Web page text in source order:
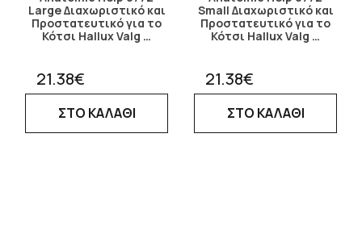
Large Διαχωριστικό και
Προστατευτικό για το
Κότσι Hallux Valg …
21.38€
ΣΤΟ ΚΑΛΑΘΙ
Small Διαχωριστικό και
Προστατευτικό για το
Κότσι Hallux Valg …
21.38€
ΣΤΟ ΚΑΛΑΘΙ